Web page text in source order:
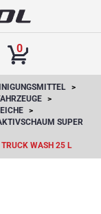
0
SUPER
WASH 25 L